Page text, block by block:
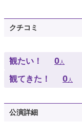
クチコミ
観たい！ 0人
観てきた！ 0人
公演詳細